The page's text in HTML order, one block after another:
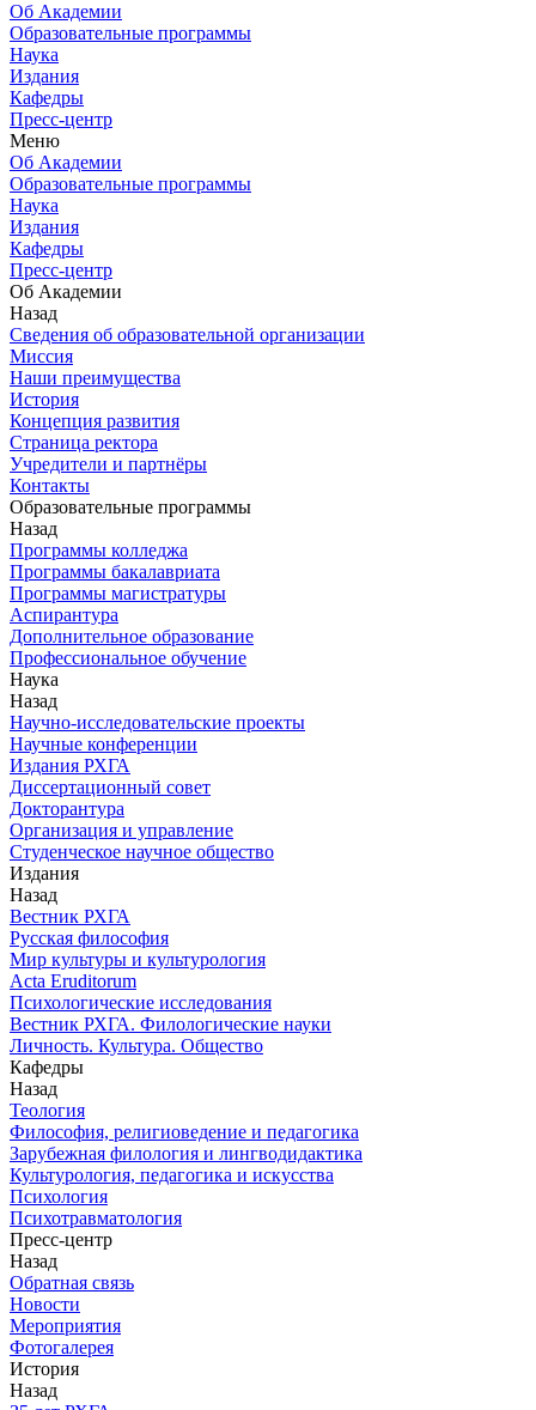
Об Академии
Образовательные программы
Наука
Издания
Кафедры
Пресс-центр
Меню
Об Академии
Образовательные программы
Наука
Издания
Кафедры
Пресс-центр
Об Академии
Назад
Сведения об образовательной организации
Миссия
Наши преимущества
История
Концепция развития
Страница ректора
Учредители и партнёры
Контакты
Образовательные программы
Назад
Программы колледжа
Программы бакалавриата
Программы магистратуры
Аспирантура
Дополнительное образование
Профессиональное обучение
Наука
Назад
Научно-исследовательские проекты
Научные конференции
Издания РХГА
Диссертационный совет
Докторантура
Организация и управление
Студенческое научное общество
Издания
Назад
Вестник РХГА
Русская философия
Мир культуры и культурология
Acta Eruditorum
Психологические исследования
Вестник РХГА. Филологические науки
Личность. Культура. Общество
Кафедры
Назад
Теология
Философия, религиоведение и педагогика
Зарубежная филология и лингводидактика
Культурология, педагогика и искусства
Психология
Психотравматология
Пресс-центр
Назад
Обратная связь
Новости
Мероприятия
Фотогалерея
История
Назад